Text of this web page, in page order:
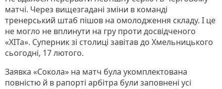
матчі. Через вищезгадані зміни в команді
тренерський штаб пішов на омолодження складу. І це
не могло не вплинути на гру проти досвідченого
«ХІТа». Суперник зі столиці завітав до Хмельницького
сьогодні, 17 лютого.
Заявка «Сокола» на матч була укомплектована
повністю й в рапорті арбітра були заповнені усі